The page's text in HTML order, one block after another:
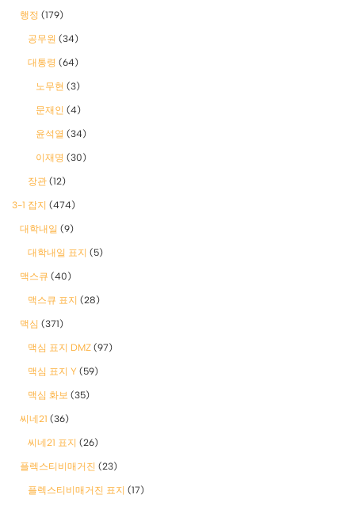
행정 (179)
공무원 (34)
대통령 (64)
노무현 (3)
문재인 (4)
윤석열 (34)
이재명 (30)
장관 (12)
3-1 잡지 (474)
대학내일 (9)
대학내일 표지 (5)
맥스큐 (40)
맥스큐 표지 (28)
맥심 (371)
맥심 표지 DMZ (97)
맥심 표지 Y (59)
맥심 화보 (35)
씨네21 (36)
씨네21 표지 (26)
플렉스티비매거진 (23)
플렉스티비매거진 표지 (17)